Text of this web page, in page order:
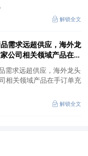
解锁全文
需求远超供应，海外龙
公司相关领域产品在手
需求远超供应，海外龙头
相关领域产品在手订单充
解锁全文